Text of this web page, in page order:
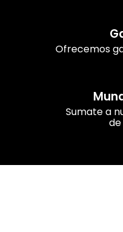
Ofrecemos
Sumate a